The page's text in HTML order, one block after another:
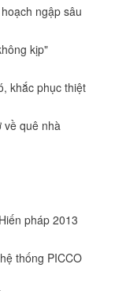
ngập sâu
kịp"
khắc phục thiệt
về quê nhà
pháp 2013
thống PICCO